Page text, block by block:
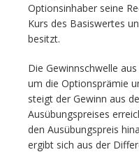
Optionsinhaber seine
Kurs des Basiswertes
besitzt.
Die Gewinnschwelle
um die Optionsprämie
steigt der Gewinn aus
Ausübungspreises
den Ausübungspreis
ergibt sich aus der